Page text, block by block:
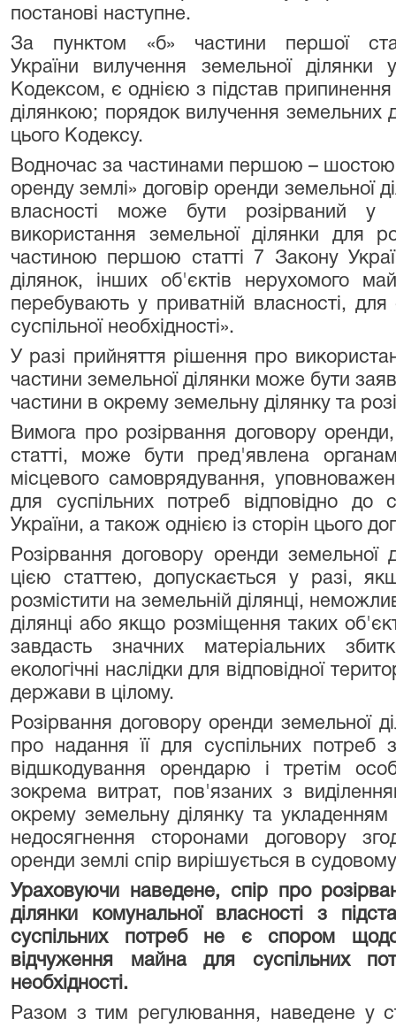
постанові наступне.
За пунктом «б»
частини першої
України вилучення земельної
Кодексом, є однією з підстав
ділянкою; порядок вилучення земельних
цього Кодексу.
Водночас за частинами першою – шостою
оренду землі» договір оренди земельної
власності може бути розірваний у
використання земельної ділянки для
частиною першою статті 7 Закону
ділянок, інших об'єктів нерухомого
перебувають у приватній власності,
суспільної необхідності».
У разі прийняття рішення про
частини земельної ділянки може бути
частини в окрему земельну ділянку та
Вимога про розірвання договору оренди,
статті, може бути пред'явлена
місцевого самоврядування,
для суспільних потреб відповідно до
України, а також однією із сторін цього
Розірвання договору оренди земельної
цією статтею, допускається у разі,
розмістити на земельній ділянці,
ділянці або якщо розміщення таких
завдасть значних матеріальних
екологічні наслідки для відповідної
держави в цілому.
Розірвання договору оренди земельної
про надання її для суспільних потреб
відшкодування орендарю і третім
зокрема витрат, пов'язаних з
окрему земельну ділянку та
недосягнення сторонами договору
оренди землі спір вирішується в
Ураховуючи наведене, спір про
ділянки комунальної власності з
суспільних потреб не є спором
відчуження майна для суспільних
необхідності.
Разом з тим регулювання, наведене у